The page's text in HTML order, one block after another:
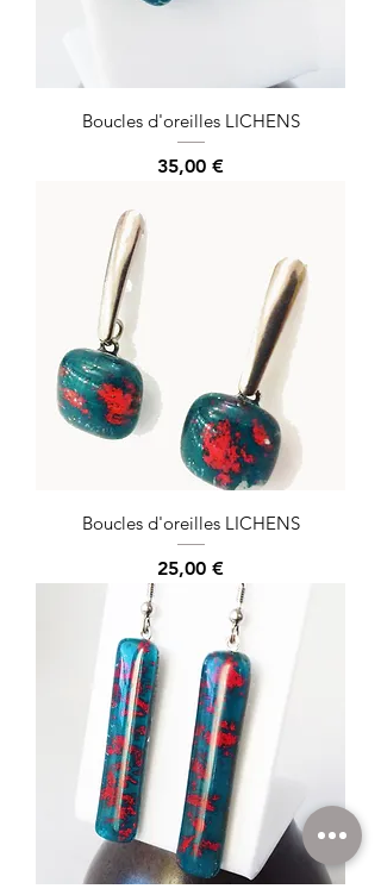
Boucles d'oreilles LICHENS
Prix
35,00 €
Boucles d'oreilles LICHENS
Prix
25,00 €